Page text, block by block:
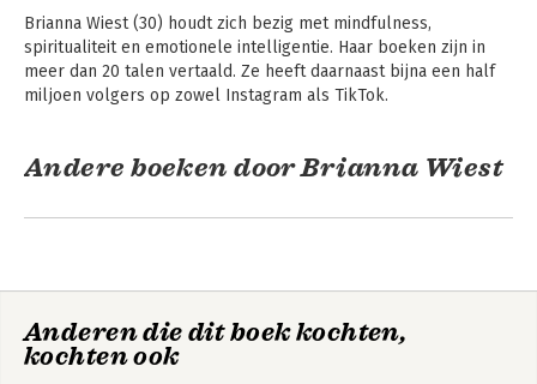
Brianna Wiest (30) houdt zich bezig met mindfulness,
spiritualiteit en emotionele intelligentie. Haar boeken zijn in
meer dan 20 talen vertaald. Ze heeft daarnaast bijna een half
miljoen volgers op zowel Instagram als TikTok.
Andere boeken door Brianna Wiest
Anderen die dit boek kochten,
kochten ook